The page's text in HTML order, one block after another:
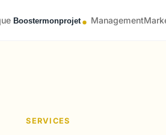
Management
SERVICES